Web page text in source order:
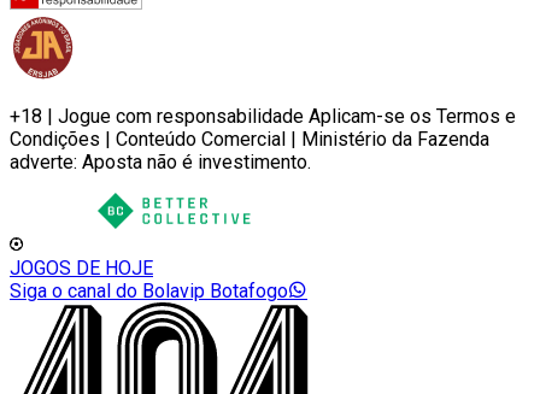
+18 | Jogue com responsabilidade Aplicam-se os Termos e
Condições | Conteúdo Comercial | Ministério da Fazenda
adverte: Aposta não é investimento.
JOGOS DE HOJE
Siga o canal do Bolavip Botafogo